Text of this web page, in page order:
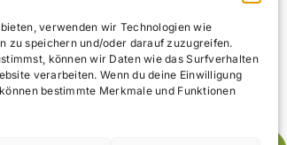
verwenden wir Technologien wie
zu speichern und/oder darauf zuzugreifen.
können wir Daten wie das Surfverhalten
verarbeiten. Wenn du deine Einwilligung
bestimmte Merkmale und Funktionen